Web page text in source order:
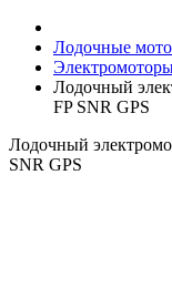
Лодочные
Лодочный
FP SNR GPS
Лодочный
SNR GPS